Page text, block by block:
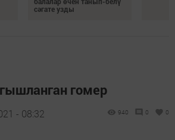
сәгате узды
гомер
- 08:32 940 0 0